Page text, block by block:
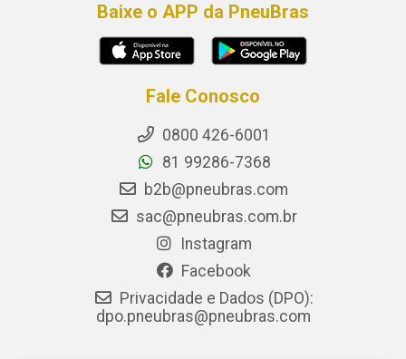
Baixe o APP da PneuBras
Fale Conosco
0800 426-6001
81 99286-7368
b2b@pneubras.com
sac@pneubras.com.br
Instagram
Facebook
Privacidade e Dados (DPO):
dpo.pneubras@pneubras.com